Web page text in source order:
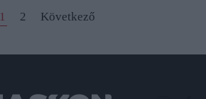
1 2 Következő